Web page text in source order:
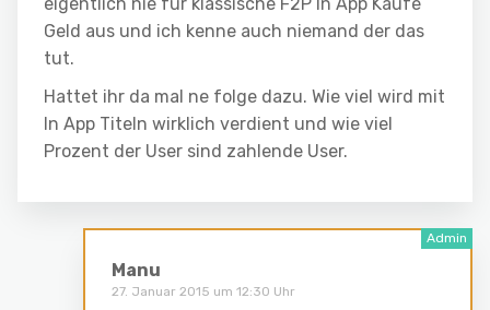
Geld aus und ich kenne auch niemand der das
tut.
Hattet ihr da mal ne folge dazu. Wie viel wird mit
In App Titeln wirklich verdient und wie viel
Prozent der User sind zahlende User.
Manu
27. Januar 2015 um 12:30 Uhr